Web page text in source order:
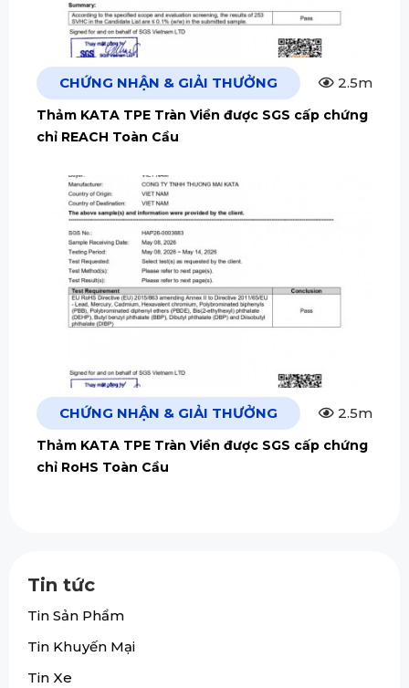
CHỨNG NHẬN & GIẢI THƯỞNG 2.5m
Thảm KATA TPE Tràn Viền được SGS cấp chứng
chỉ REACH Toàn Cầu
CHỨNG NHẬN & GIẢI THƯỞNG 2.5m
Thảm KATA TPE Tràn Viền được SGS cấp chứng
chỉ RoHS Toàn Cầu
Tin tức
Tin Sản Phẩm
Tin Khuyến Mại
Tin Xe